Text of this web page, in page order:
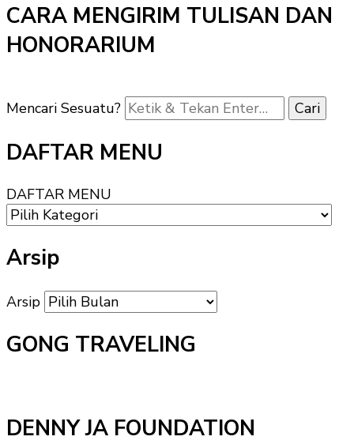
CARA MENGIRIM TULISAN DAN
HONORARIUM
Mencari Sesuatu?
DAFTAR MENU
DAFTAR MENU
Arsip
Arsip
GONG TRAVELING
DENNY JA FOUNDATION